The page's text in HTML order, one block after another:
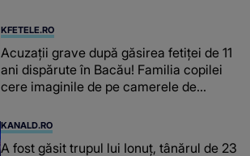
înțepe sânul”
KFETELE.RO
Acuzații grave după găsirea fetiței de 11
ani dispărute în Bacău! Familia copilei
cere imaginile de pe camerele de
mea...”
KANALD.RO
A fost găsit trupul lui Ionuț, tânărul de 23